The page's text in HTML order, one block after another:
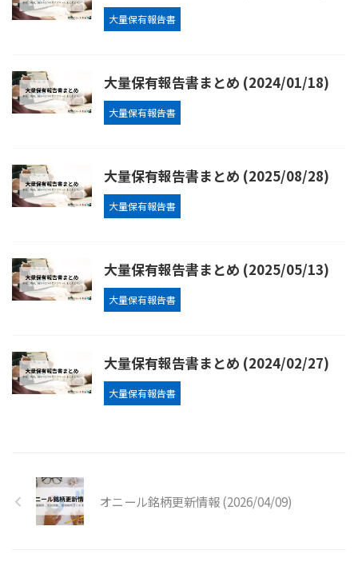
大量保有報告書
大量保有報告書まとめ (2024/01/18)
大量保有報告書
大量保有報告書まとめ (2025/08/28)
大量保有報告書
大量保有報告書まとめ (2025/05/13)
大量保有報告書
大量保有報告書まとめ (2024/02/27)
大量保有報告書
オニール銘柄更新情報 (2026/04/09)